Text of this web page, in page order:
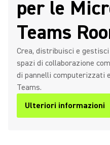
per le
Teams
Crea, distribuisci e
spazi di collaborazione
di pannelli computerizzati
Teams.
Ulteriori informazioni